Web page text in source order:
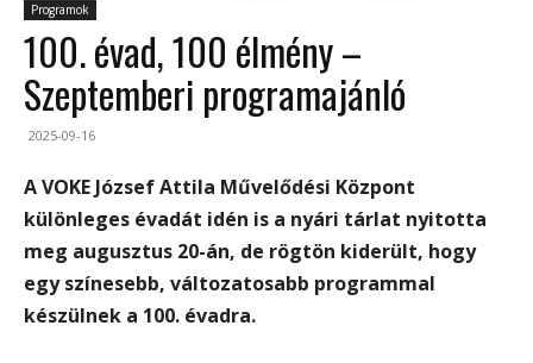
Programok
100. évad, 100 élmény –
Szeptemberi programajánló
2025-09-16
A VOKE József Attila Művelődési Központ
különleges évadát idén is a nyári tárlat nyitotta
meg augusztus 20-án, de rögtön kiderült, hogy
egy színesebb, változatosabb programmal
készülnek a 100. évadra.